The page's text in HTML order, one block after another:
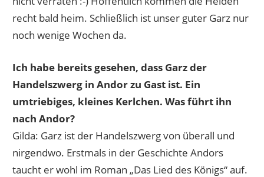
recht bald heim. Schließlich ist unser guter Garz nur
noch wenige Wochen da.
Ich habe bereits gesehen, dass Garz der
Handelszwerg in Andor zu Gast ist. Ein
umtriebiges, kleines Kerlchen. Was führt ihn
nach Andor?
Gilda: Garz ist der Handelszwerg von überall und
nirgendwo. Erstmals in der Geschichte Andors
taucht er wohl im Roman „Das Lied des Königs“ auf.